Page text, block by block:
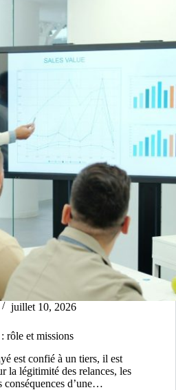
juillet 10, 2026
rôle et missions
est confié à un tiers, il est
la légitimité des relances, les
conséquences d’une…